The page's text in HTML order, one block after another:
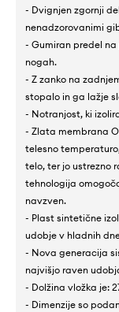
- Dvignjen zgornji
nenadzorovanimi
- Gumiran predel
nogah.
- Z zanko na
stopalo in ga lažje
- Notranjost, ki
- Zlata membrana
telesno
telo, ter jo ustrezno
tehnologija
navzven.
- Plast sintetične
udobje v hladnih
- Nova generacija
najvišjo raven
- Dolžina vložka je:
- Dimenzije so